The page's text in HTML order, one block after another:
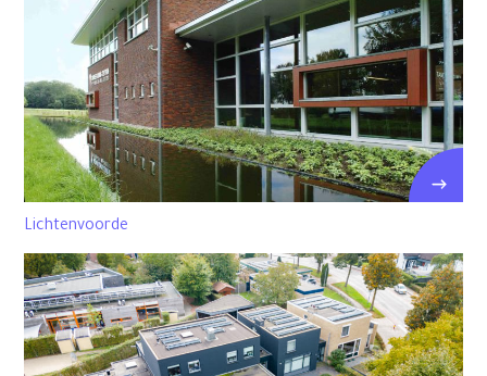
Lichtenvoorde